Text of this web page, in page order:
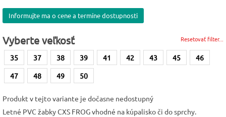
Informujte ma o cene a termíne dostupnosti
Resetovať filter...
Vyberte veľkosť
35 37 38 39 41 42 43 45
46
47
48 49 50
Produkt v tejto variante je dočasne nedostupný
Letné PVC žabky CXS FROG vhodné na kúpalisko či do sprchy.